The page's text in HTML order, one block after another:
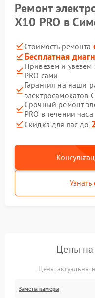
Ремонт
X10 PRO в
Стоимость ремонта
Бесплатная
Привезем и увезем
PRO сами
Гарантия на наши
электросамокатов
Срочный ремонт
PRO в течении часа
Скидка для вас до
Узнать
Цены на
Цены актуальны
Замена камеры